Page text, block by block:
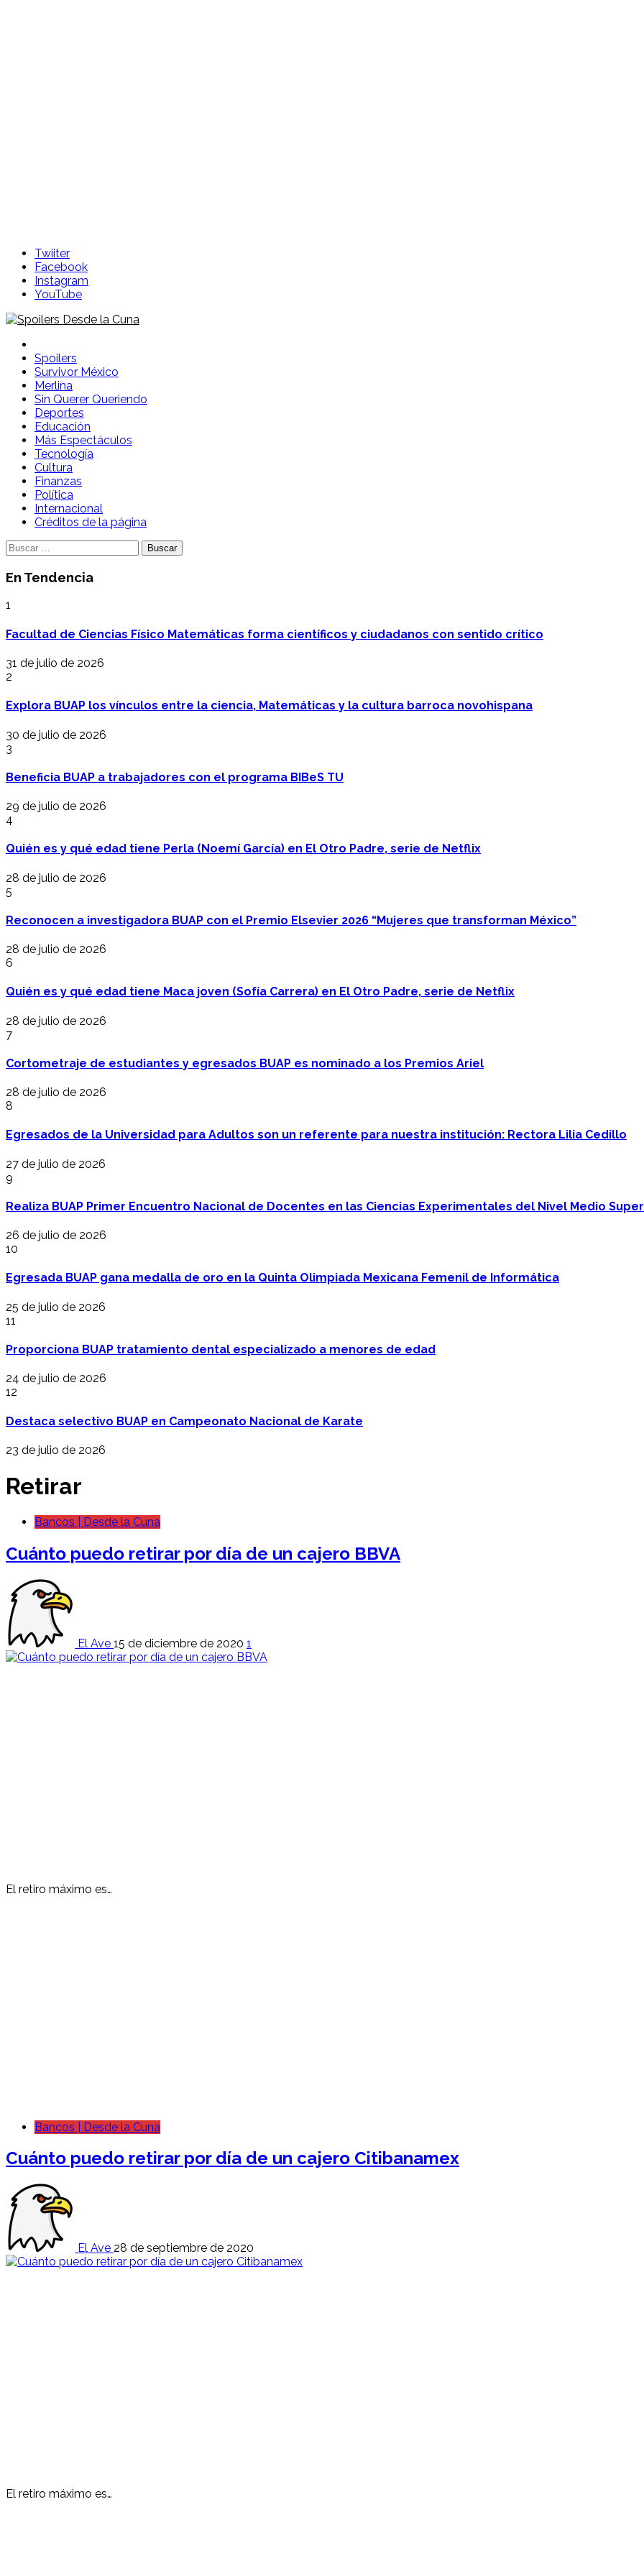
Twiiter
Facebook
Instagram
YouTube
Spoilers Desde la Cuna
Sitio con información sobre series, película, reality shows y telenovelas
Spoilers
Survivor México
Merlina
Sin Querer Queriendo
Deportes
Educación
Más Espectáculos
Tecnología
Cultura
Finanzas
Política
Internacional
Créditos de la página
Buscar:
En Tendencia
1
Facultad de Ciencias Físico Matemáticas forma científicos y ciudadanos con sentido crítico
31 de julio de 2026
2
Explora BUAP los vínculos entre la ciencia, Matemáticas y la cultura barroca novohispana
30 de julio de 2026
3
Beneficia BUAP a trabajadores con el programa BIBeS TU
29 de julio de 2026
4
Quién es y qué edad tiene Perla (Noemí García) en El Otro Padre, serie de Netflix
28 de julio de 2026
5
Reconocen a investigadora BUAP con el Premio Elsevier 2026 “Mujeres que transforman México”
28 de julio de 2026
6
Quién es y qué edad tiene Maca joven (Sofía Carrera) en El Otro Padre, serie de Netflix
28 de julio de 2026
7
Cortometraje de estudiantes y egresados BUAP es nominado a los Premios Ariel
28 de julio de 2026
8
Egresados de la Universidad para Adultos son un referente para nuestra institución: Rectora Lilia Cedillo
27 de julio de 2026
9
Realiza BUAP Primer Encuentro Nacional de Docentes en las Ciencias Experimentales del Nivel Medio
26 de julio de 2026
10
Egresada BUAP gana medalla de oro en la Quinta Olimpiada Mexicana Femenil de Informática
25 de julio de 2026
11
Proporciona BUAP tratamiento dental especializado a menores de edad
24 de julio de 2026
12
Destaca selectivo BUAP en Campeonato Nacional de Karate
23 de julio de 2026
Retirar
Bancos | Desde la Cuna
Cuánto puedo retirar por día de un cajero BBVA
El Ave 15 de diciembre de 2020 1
El retiro máximo es…
Bancos | Desde la Cuna
Cuánto puedo retirar por día de un cajero Citibanamex
El Ave 28 de septiembre de 2020
El retiro máximo es…